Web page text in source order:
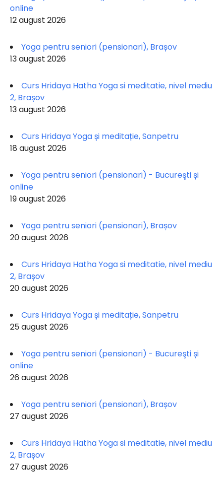
online
12 august 2026
Yoga pentru seniori (pensionari), Brașov
13 august 2026
Curs Hridaya Hatha Yoga si meditatie, nivel mediu
2, Brașov
13 august 2026
Curs Hridaya Yoga și meditație, Sanpetru
18 august 2026
Yoga pentru seniori (pensionari) - Bucureşti și
online
19 august 2026
Yoga pentru seniori (pensionari), Brașov
20 august 2026
Curs Hridaya Hatha Yoga si meditatie, nivel mediu
2, Brașov
20 august 2026
Curs Hridaya Yoga și meditație, Sanpetru
25 august 2026
Yoga pentru seniori (pensionari) - Bucureşti și
online
26 august 2026
Yoga pentru seniori (pensionari), Brașov
27 august 2026
Curs Hridaya Hatha Yoga si meditatie, nivel mediu
2, Brașov
27 august 2026